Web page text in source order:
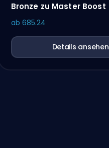
Bronze zu Master Boost
ab 685.24
Details ansehen